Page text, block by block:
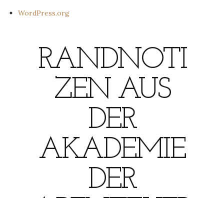
WordPress.org
RANDNOTI
ZEN AUS
DER
AKADEMIE
DER